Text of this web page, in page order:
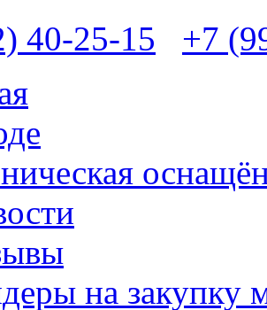
40-25-15
+7
на закупку